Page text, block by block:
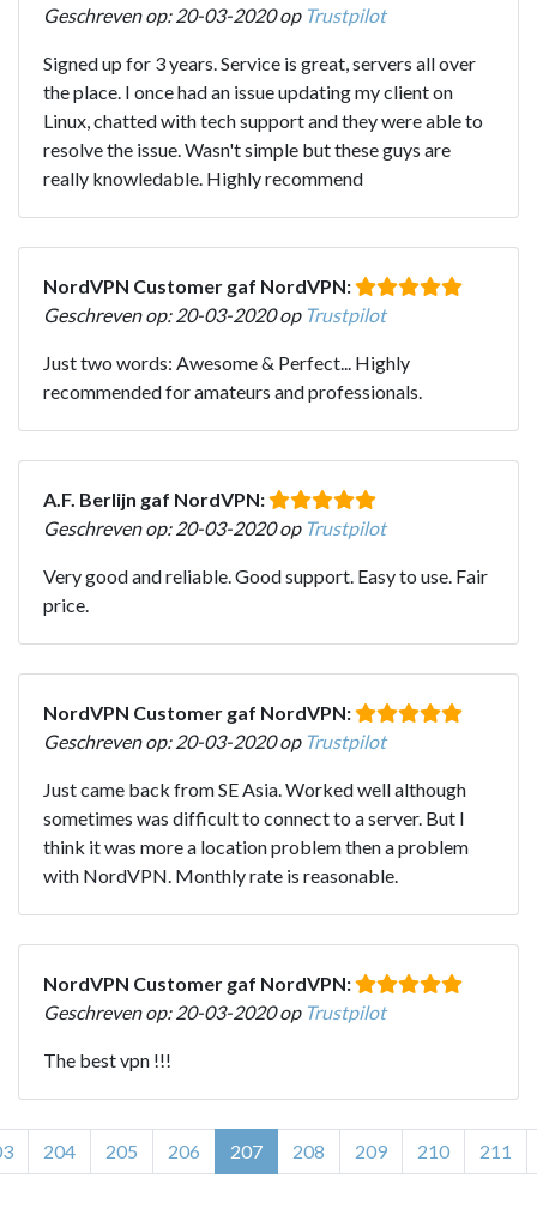
Geschreven op: 20-03-2020 op Trustpilot
Signed up for 3 years. Service is great, servers all over
the place. I once had an issue updating my client on
Linux, chatted with tech support and they were able to
resolve the issue. Wasn't simple but these guys are
really knowledable. Highly recommend
NordVPN Customer gaf NordVPN:
Geschreven op: 20-03-2020 op Trustpilot
Just two words: Awesome & Perfect... Highly
recommended for amateurs and professionals.
A.F. Berlijn gaf NordVPN:
Geschreven op: 20-03-2020 op Trustpilot
Very good and reliable. Good support. Easy to use. Fair
price.
NordVPN Customer gaf NordVPN:
Geschreven op: 20-03-2020 op Trustpilot
Just came back from SE Asia. Worked well although
sometimes was difficult to connect to a server. But I
think it was more a location problem then a problem
with NordVPN. Monthly rate is reasonable.
NordVPN Customer gaf NordVPN:
Geschreven op: 20-03-2020 op Trustpilot
The best vpn !!!
204 205 206 207 208 209 210 211